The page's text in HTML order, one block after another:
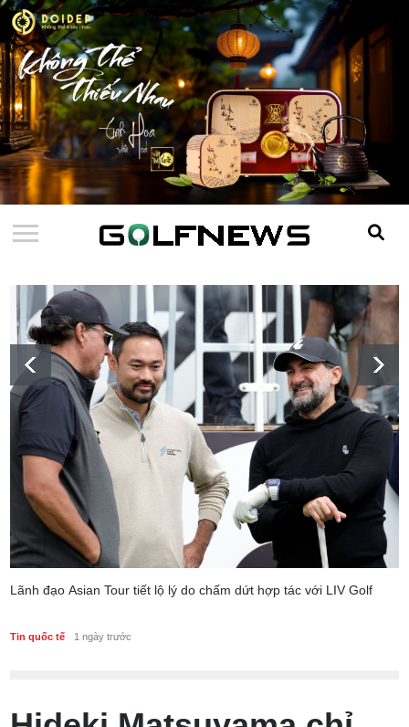
Lãnh đạo Asian Tour tiết lộ lý do chấm dứt hợp tác với LIV Golf
Tin quốc tế 1 ngày trước